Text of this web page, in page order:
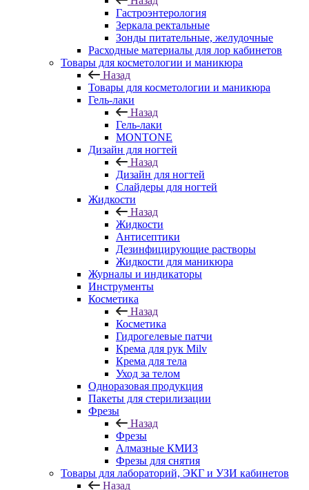
Гастроэнтерология
Зеркала ректальные
Зонды питательные, желудочные
Расходные материалы для лор кабинетов
Товары для косметологии и маникюра
Назад
Товары для косметологии и маникюра
Гель-лаки
Назад
Гель-лаки
MONTONE
Дизайн для ногтей
Назад
Дизайн для ногтей
Слайдеры для ногтей
Жидкости
Назад
Жидкости
Антисептики
Дезинфицирующие растворы
Жидкости для маникюра
Журналы и индикаторы
Инструменты
Косметика
Назад
Косметика
Гидрогелевые патчи
Крема для рук Milv
Крема для тела
Уход за телом
Одноразовая продукция
Пакеты для стерилизации
Фрезы
Назад
Фрезы
Алмазные КМИЗ
Фрезы для снятия
Товары для лабораторий, ЭКГ и УЗИ кабинетов
Назад